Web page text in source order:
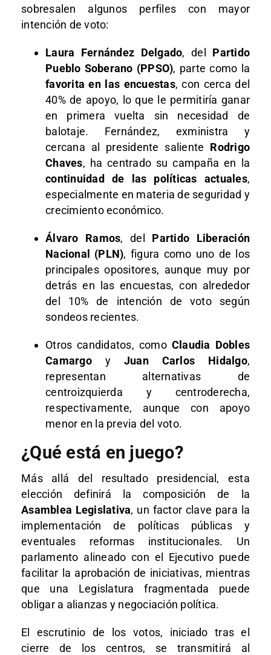
sobresalen algunos perfiles con mayor
intención de voto:
Laura Fernández Delgado, del Partido
Pueblo Soberano (PPSO), parte como la
favorita en las encuestas, con cerca del
40% de apoyo, lo que le permitiría ganar
en primera vuelta sin necesidad de
balotaje. Fernández, exministra y
cercana al presidente saliente Rodrigo
Chaves, ha centrado su campaña en la
continuidad de las políticas actuales,
especialmente en materia de seguridad y
crecimiento económico.
Álvaro Ramos, del Partido Liberación
Nacional (PLN), figura como uno de los
principales opositores, aunque muy por
detrás en las encuestas, con alrededor
del 10% de intención de voto según
sondeos recientes.
Otros candidatos, como Claudia Dobles
Camargoy Juan Carlos Hidalgo,
representan alternativas de
centroizquierda y centroderecha,
respectivamente, aunque con apoyo
menor en la previa del voto.
¿Qué está en juego?
Más allá del resultado presidencial, esta
elección definirá la composición de la
Asamblea Legislativa, un factor clave para la
implementación de políticas públicas y
eventuales reformas institucionales. Un
parlamento alineado con el Ejecutivo puede
facilitar la aprobación de iniciativas, mientras
que una Legislatura fragmentada puede
obligar a alianzas y negociación política.
El escrutinio de los votos, iniciado tras el
cierre de los centros, se transmitirá al